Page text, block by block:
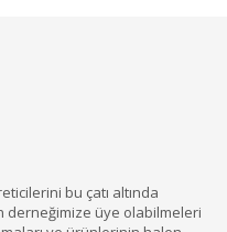
bu çatı altında
derneğimize üye olabilmeleri